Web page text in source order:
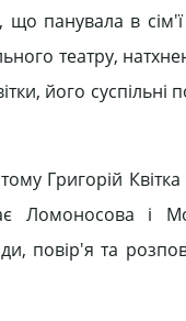
панувала в сім'ї
театру,
його суспільні
Григорій
Ломоносова і
повір'я та